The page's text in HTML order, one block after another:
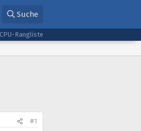
Suche
CPU-Rangliste
#1